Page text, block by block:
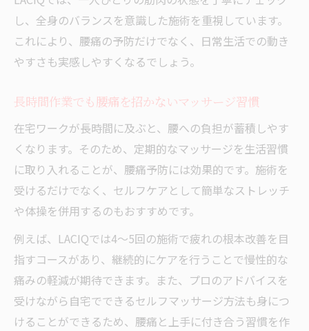
し、全身のバランスを意識した施術を重視しています。
これにより、腰痛の予防だけでなく、日常生活での動き
やすさも実感しやすくなるでしょう。
長時間作業でも腰痛を招かないマッサージ習慣
在宅ワークが長時間に及ぶと、腰への負担が蓄積しやす
くなります。そのため、定期的なマッサージを生活習慣
に取り入れることが、腰痛予防には効果的です。施術を
受けるだけでなく、セルフケアとして簡単なストレッチ
や体操を併用するのもおすすめです。
例えば、LACIQでは4～5回の施術で疲れの根本改善を目
指すコースがあり、継続的にケアを行うことで慢性的な
痛みの軽減が期待できます。また、プロのアドバイスを
受けながら自宅でできるセルフマッサージ方法も身につ
けることができるため、腰痛と上手に付き合う習慣を作